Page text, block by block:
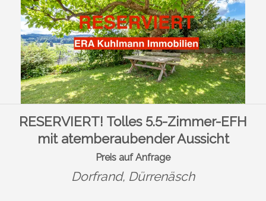
RESERVIERT! Tolles 5.5-Zimmer-EFH
mit atemberaubender Aussicht
Preis auf Anfrage
Dorfrand, Dürrenäsch